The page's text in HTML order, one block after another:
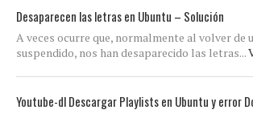
Desaparecen las letras en Ubuntu – Solución
A veces ocurre que, normalmente al volver de
suspendido, nos han desaparecido las letras...
Youtube-dl Descargar Playlists en Ubuntu y error